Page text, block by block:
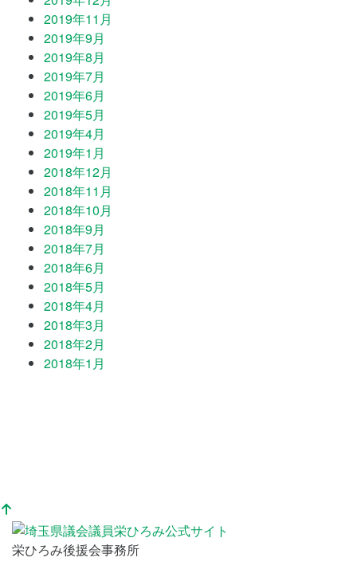
2019年11月
2019年9月
2019年8月
2019年7月
2019年6月
2019年5月
2019年4月
2019年1月
2018年12月
2018年11月
2018年10月
2018年9月
2018年7月
2018年6月
2018年5月
2018年4月
2018年3月
2018年2月
2018年1月
栄ひろみ後援会事務所